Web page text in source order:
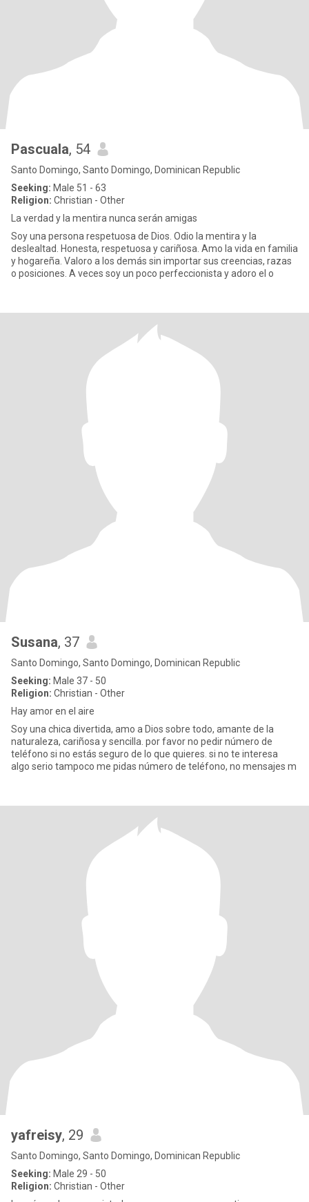
Pascuala, 54
Santo Domingo, Santo Domingo, Dominican Republic
Seeking: Male 51 - 63
Religion: Christian - Other
La verdad y la mentira nunca serán amigas
Soy una persona respetuosa de Dios. Odio la mentira y la
deslealtad. Honesta, respetuosa y cariñosa. Amo la vida en familia
y hogareña. Valoro a los demás sin importar sus creencias, razas
o posiciones. A veces soy un poco perfeccionista y adoro el o
Susana, 37
Santo Domingo, Santo Domingo, Dominican Republic
Seeking: Male 37 - 50
Religion: Christian - Other
Hay amor en el aire
Soy una chica divertida, amo a Dios sobre todo, amante de la
naturaleza, cariñosa y sencilla. por favor no pedir número de
teléfono si no estás seguro de lo que quieres. si no te interesa
algo serio tampoco me pidas número de teléfono, no mensajes m
yafreisy, 29
Santo Domingo, Santo Domingo, Dominican Republic
Seeking: Male 29 - 50
Religion: Christian - Other